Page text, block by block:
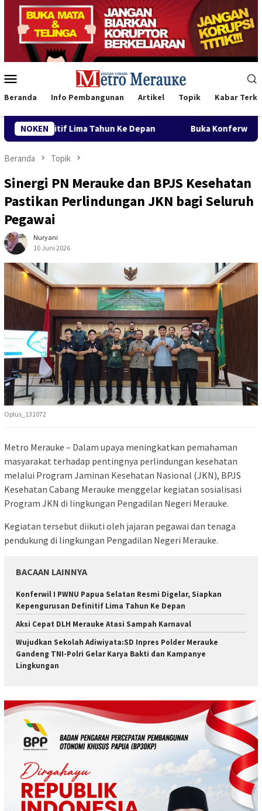
Loncat
konten
Mobile
Beranda Info Pembangunan Artikel Topik Kabar
NOKEN Buka Konferwil I PWNU Papua Selatan, Gubernur
Beranda Topik
Sinergi PN Merauke dan BPJS Kesehatan
Pastikan Perlindungan JKN bagi Seluruh
Pegawai
Nuryani
10 Juni 2026
Oplus_131072
Metro Merauke – Dalam upaya meningkatkan pemahaman
masyarakat terhadap pentingnya perlindungan kesehatan
melalui Program Jaminan Kesehatan Nasional (JKN), BPJS
Kesehatan Cabang Merauke menggelar kegiatan sosialisasi
Program JKN di lingkungan Pengadilan Negeri Merauke.
Kegiatan tersebut diikuti oleh jajaran pegawai dan tenaga
pendukung di lingkungan Pengadilan Negeri Merauke.
BACAAN LAINNYA
Konferwil I PWNU Papua Selatan Resmi Digelar, Siapkan
Kepengurusan Definitif Lima Tahun Ke Depan
Aksi Cepat DLH Merauke Atasi Sampah Karnaval
Wujudkan Sekolah Adiwiyata:SD Inpres Polder Merauke
Gandeng TNI-Polri Gelar Karya Bakti dan Kampanye
Lingkungan